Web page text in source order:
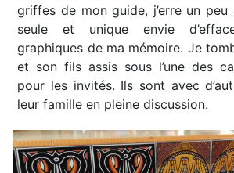
griffes de mon guide, j’erre un
seule et unique envie
graphiques de ma mémoire. Je
et son fils assis sous l’une des
pour les invités. Ils sont avec
leur famille en pleine discussion.